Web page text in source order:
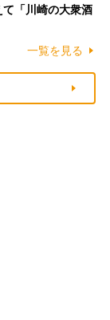
て「川崎の大衆酒
一覧を見る